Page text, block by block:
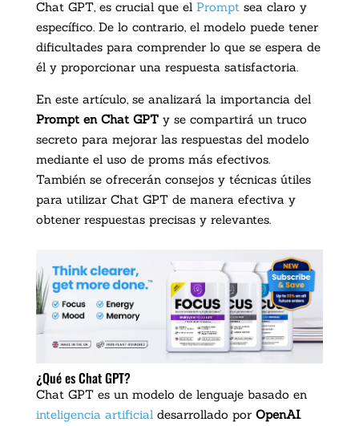
Chat GPT, es crucial que el Prompt sea claro y
específico. De lo contrario, el modelo puede tener
dificultades para comprender lo que se espera de
él y proporcionar una respuesta satisfactoria.
En este artículo, se analizará la importancia del
Prompt en Chat GPTy se compartirá un truco
secreto para mejorar las respuestas del modelo
mediante el uso de proms más efectivos.
También se ofrecerán consejos y técnicas útiles
para utilizar Chat GPT de manera efectiva y
obtener respuestas precisas y relevantes.
¿Qué es Chat GPT?
Chat GPT es un modelo de lenguaje basado en
inteligencia artificialdesarrollado por OpenAI.